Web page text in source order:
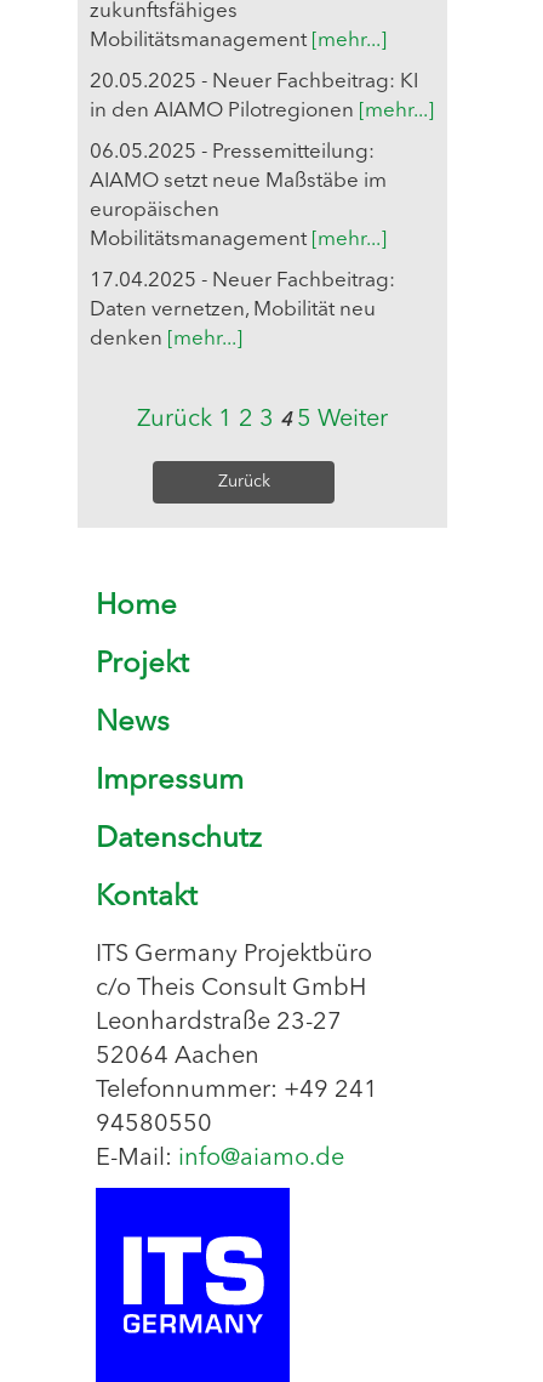
zukunftsfähiges
Mobilitätsmanagement [mehr...]
20.05.2025 - Neuer Fachbeitrag: KI
in den AIAMO Pilotregionen
[mehr...]
06.05.2025 - Pressemitteilung:
AIAMO setzt neue Maßstäbe im
europäischen
Mobilitätsmanagement [mehr...]
17.04.2025 - Neuer Fachbeitrag:
Daten vernetzen, Mobilität neu
denken
[mehr...]
Zurück 1 2 3 4 5 Weiter
Zurück
Home
Projekt
News
Impressum
Datenschutz
Kontakt
ITS Germany Projektbüro
c/o Theis Consult GmbH
Leonhardstraße 23-27
52064 Aachen
Telefonnummer: +49 241
94580550
E-Mail: info@aiamo.de